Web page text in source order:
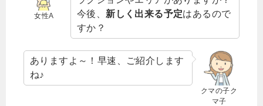
女性A
今後、 新しく出来る予定はあるので
すか？
クマの子ク
マ子
ありますよ～！早速、ご紹介します
ね♪